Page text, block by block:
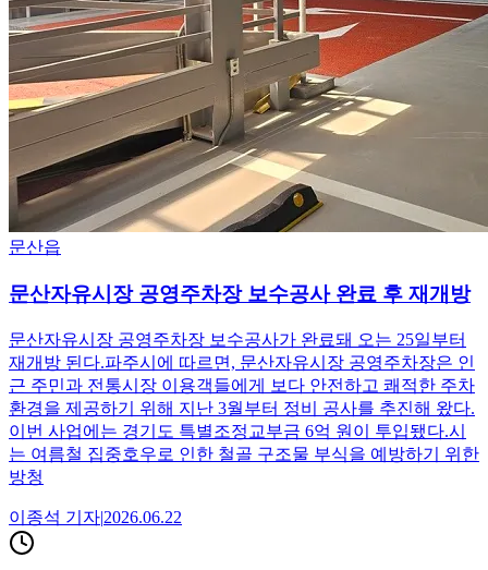
문산읍
문산자유시장 공영주차장 보수공사 완료 후 재개방
문산자유시장 공영주차장 보수공사가 완료돼 오는 25일부터
재개방 된다.파주시에 따르면, 문산자유시장 공영주차장은 인
근 주민과 전통시장 이용객들에게 보다 안전하고 쾌적한 주차
환경을 제공하기 위해 지난 3월부터 정비 공사를 추진해 왔다.
이번 사업에는 경기도 특별조정교부금 6억 원이 투입됐다.시
는 여름철 집중호우로 인한 철골 구조물 부식을 예방하기 위한
방청
이종석 기자|2026.06.22